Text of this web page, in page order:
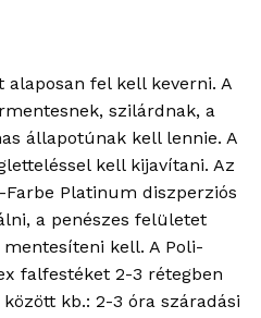
fel kell keverni. A
szilárdnak, a
állapotúnak kell lennie. A
kell kijavítani. Az
Platinum diszperziós
a penészes felületet
kell. A Poli-
falfestéket 2-3 rétegben
kb.: 2-3 óra száradási